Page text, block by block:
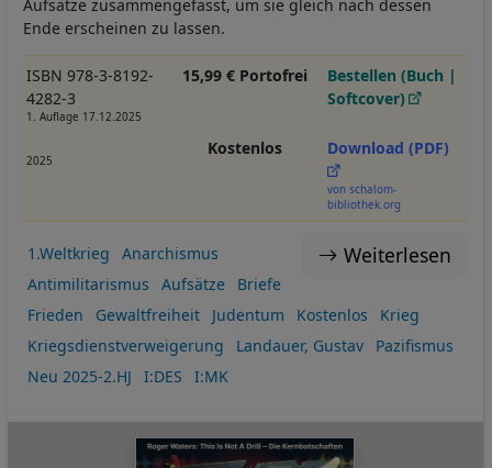
Aufsätze zusammengefasst, um sie gleich nach dessen
Ende erscheinen zu lassen.
ISBN 978-3-8192-
4282-3
1. Auflage 17.12.2025
15,99 € Portofrei
Bestellen (Buch |
Softcover)
2025
Kostenlos Download (PDF)
von schalom-
bibliothek.org
Weiterlesen
1.Weltkrieg
Anarchismus
Antimilitarismus
Aufsätze
Briefe
Frieden
Gewaltfreiheit Judentum Kostenlos
Krieg
Kriegsdienstverweigerung
Landauer, Gustav
Pazifismus
Neu 2025-2.HJ
I:DES I:MK